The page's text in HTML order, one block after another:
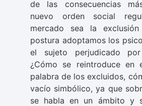
de las consecuencias
nuevo orden social
mercado sea la
postura adoptamos los
el sujeto perjudicado
¿Cómo se reintroduce en
palabra de los excluidos,
vacío simbólico, ya que
se habla en un ámbito y